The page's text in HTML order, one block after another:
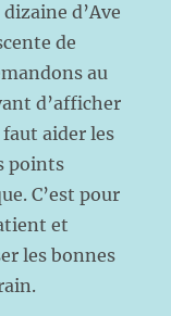
d’Ave
de
au
d’afficher
aider les
points
C’est pour
et
les bonnes